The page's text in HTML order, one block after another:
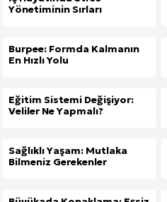
Yönetiminin Sırları
Burpee: Formda Kalmanın
En Hızlı Yolu
Eğitim Sistemi Değişiyor:
Veliler Ne Yapmalı?
Sağlıklı Yaşam: Mutlaka
Bilmeniz Gerekenler